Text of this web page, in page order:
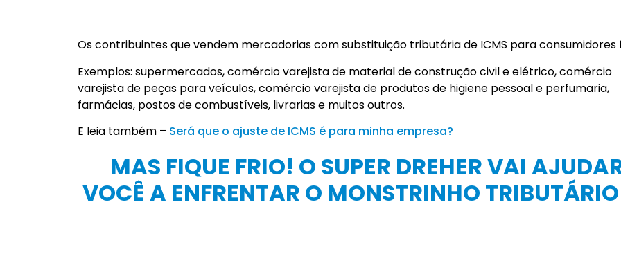
Os contribuintes que vendem mercadorias com substituição tributária de ICMS para consumidores
Exemplos: supermercados, comércio varejista de material de construção civil e elétrico, comércio
varejista de peças para veículos, comércio varejista de produtos de higiene pessoal e perfumaria,
farmácias, postos de combustíveis, livrarias e muitos outros.
E leia também – Será que o ajuste de ICMS é para minha empresa?
MAS FIQUE FRIO! O SUPER DREHER VAI
VOCÊ A ENFRENTAR O MONSTRINHO